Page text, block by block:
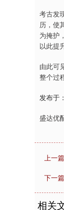
考古发
历，使
为掩护
以此提
由此可
整个过
发布于
盛达优
上一
下一篇
相关